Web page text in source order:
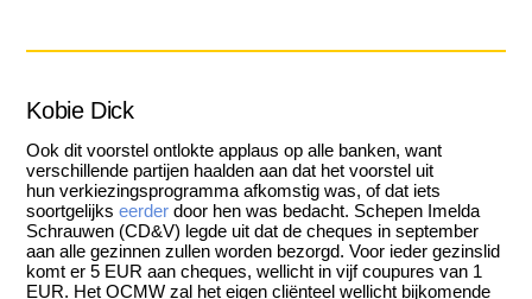
Kobie Dick
Ook dit voorstel ontlokte applaus op alle banken, want
verschillende partijen haalden aan dat het voorstel uit
hun verkiezingsprogramma afkomstig was, of dat iets
soortgelijkseerder door hen was bedacht. Schepen Imelda
Schrauwen (CD&V) legde uit dat de cheques in september
aan alle gezinnen zullen worden bezorgd. Voor ieder gezinslid
komt er 5 EUR aan cheques, wellicht in vijf coupures van 1
EUR. Het OCMW zal het eigen cliënteel wellicht bijkomende